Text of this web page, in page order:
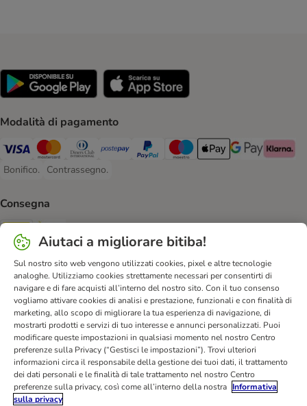
Modalità di pagamento
Visa. Payment Method
Mastercard. Payment Method
Diners Club. Payment Method
Postepay. Payment Method
PayPal. Payment Method
Maestro. Payment Method
Apple pay. Payment
Google Pay
Klarna
Bonifico.
Bonifico. Payment Method
Contrassegno.
Contrassegno. Payment Method
Consegna
Poste Italiane. Shipping Method
InPost. Shipping Method
Sicurezza
Security Security
Aiuto & FAQ Servizio Clienti
Atto sui servizi digitali
Condizioni di vendita
Aiutaci a migliorare bitiba!
Sul nostro sito web vengono utilizzati cookies, pixel e altre tecnologie
analoghe. Utilizziamo cookies strettamente necessari per consentirti di
navigare e di fare acquisti all’interno del nostro sito. Con il tuo consenso
vogliamo attivare cookies di analisi e prestazione, funzionali e con finalità di
marketing, allo scopo di migliorare la tua esperienza di navigazione, di
mostrarti prodotti e servizi di tuo interesse e annunci personalizzati. Puoi
modificare queste impostazioni in qualsiasi momento nel nostro Centro
preferenze sulla Privacy (“Gestisci le impostazioni”). Trovi ulteriori
informazioni circa il responsabile della gestione dei tuoi dati, il trattamento
dei dati personali e le finalità di tale trattamento nel nostro Centro
preferenze sulla privacy, così come all’interno della nostra Informativa
sulla privacy